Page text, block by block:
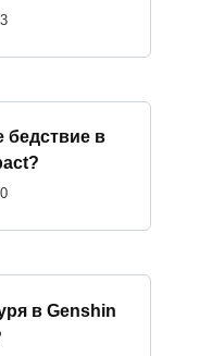
бедствие в
в Genshin